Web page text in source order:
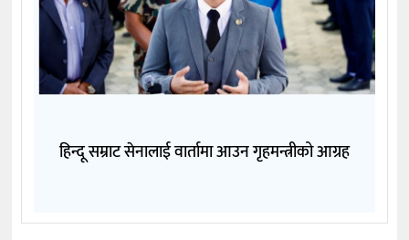
हिन्दू सम्राट सेनालाई वार्तामा आउन गृहमन्त्रीको आग्रह